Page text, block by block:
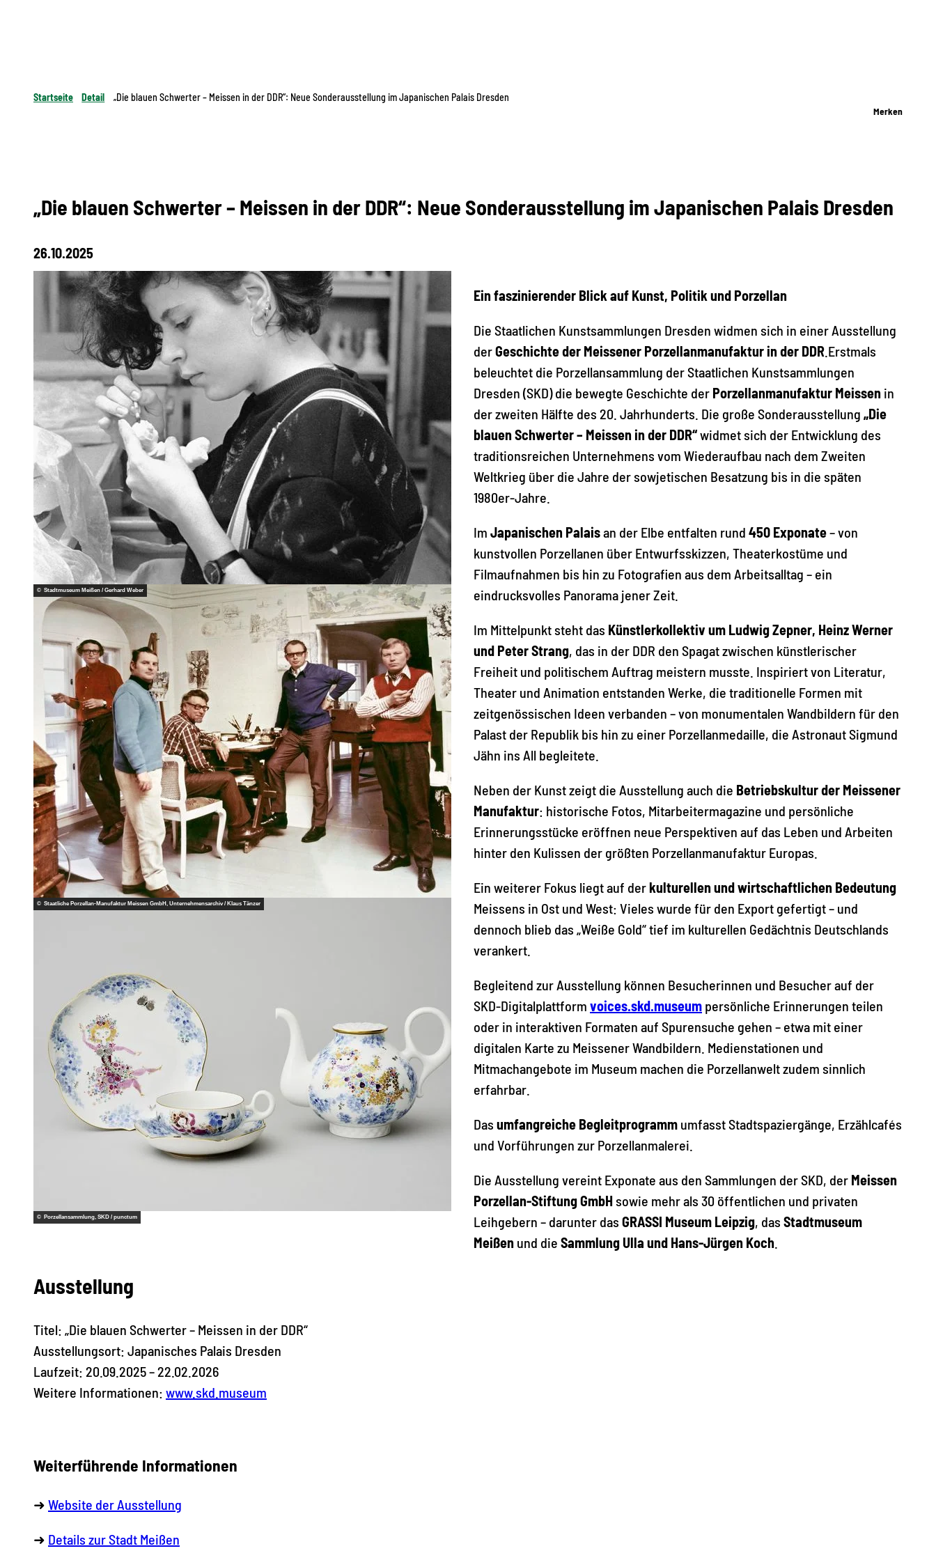
Startseite Detail
„Die blauen Schwerter – Meissen in der DDR“: Neue Sonderausstellung im Japanischen Palais Dresden
Merken
„Die blauen Schwerter – Meissen in der DDR“: Neue Sonderausstellung im Japanischen Palais Dresden
26.10.2025
© Stadtmuseum Meißen / Gerhard Weber
© Staatliche Porzellan-Manufaktur Meissen GmbH, Unternehmensarchiv / Klaus Tänzer
© Porzellansammlung, SKD / punctum
Ein faszinierender Blick auf Kunst, Politik und Porzellan
Die Staatlichen Kunstsammlungen Dresden widmen sich in einer Ausstellung
derGeschichte der Meissener Porzellanmanufaktur in der DDR Erstmals
beleuchtet die Porzellansammlung der Staatlichen Kunstsammlungen
Dresden (SKD) die bewegte Geschichte der Porzellanmanufaktur Meissen in
der zweiten Hälfte des 20. Jahrhunderts. Die große Sonderausstellung „Die
blauen Schwerter – Meissen in der DDR“widmet sich der Entwicklung des
traditionsreichen Unternehmens vom Wiederaufbau nach dem Zweiten
Weltkrieg über die Jahre der sowjetischen Besatzung bis in die späten
1980er-Jahre.
Im Japanischen Palaisan der Elbe entfalten rund 450 Exponate– von
kunstvollen Porzellanen über Entwurfsskizzen, Theaterkostüme und
Filmaufnahmen bis hin zu Fotografien aus dem Arbeitsalltag – ein
eindrucksvolles Panorama jener Zeit.
Im Mittelpunkt steht das Künstlerkollektiv um Ludwig Zepner, Heinz Werner
und Peter Strang, das in der DDR den Spagat zwischen künstlerischer
Freiheit und politischem Auftrag meistern musste. Inspiriert von Literatur,
Theater und Animation entstanden Werke, die traditionelle Formen mit
zeitgenössischen Ideen verbanden – von monumentalen Wandbildern für den
Palast der Republik bis hin zu einer Porzellanmedaille, die Astronaut Sigmund
Jähn ins All begleitete.
Neben der Kunst zeigt die Ausstellung auch die Betriebskultur der Meissener
Manufaktur: historische Fotos, Mitarbeitermagazine und persönliche
Erinnerungsstücke eröffnen neue Perspektiven auf das Leben und Arbeiten
hinter den Kulissen der größten Porzellanmanufaktur Europas.
Ein weiterer Fokus liegt auf derkulturellen und wirtschaftlichen Bedeutung
Meissens in Ost und West: Vieles wurde für den Export gefertigt – und
dennoch blieb das „Weiße Gold“ tief im kulturellen Gedächtnis Deutschlands
verankert.
Begleitend zur Ausstellung können Besucherinnen und Besucher auf der
SKD-Digitalplattform voices.skd.museum persönliche Erinnerungen teilen
oder in interaktiven Formaten auf Spurensuche gehen – etwa mit einer
digitalen Karte zu Meissener Wandbildern. Medienstationen und
Mitmachangebote im Museum machen die Porzellanwelt zudem sinnlich
erfahrbar.
Das umfangreiche Begleitprogramm umfasst Stadtspaziergänge, Erzählcafés
und Vorführungen zur Porzellanmalerei.
Die Ausstellung vereint Exponate aus den Sammlungen der SKD, der Meissen
Porzellan-Stiftung GmbHsowie mehr als 30 öffentlichen und privaten
Leihgebern – darunter das GRASSI Museum Leipzig, das Stadtmuseum
Meißen und die Sammlung Ulla und Hans-Jürgen Koch
Ausstellung
Titel: „Die blauen Schwerter – Meissen in der DDR“
Ausstellungsort: Japanisches Palais Dresden
Laufzeit: 20.09.2025 – 22.02.2026
Weitere Informationen: www.skd.museum
Weiterführende Informationen
➜ Website der Ausstellung
➜ Details zur Stadt Meißen